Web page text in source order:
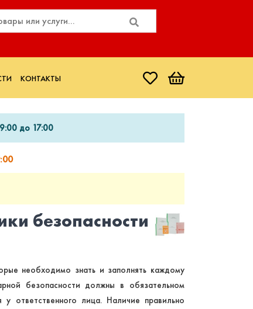
КОНТАКТЫ
до 17:00
безопасности
необходимо знать и заполнять каждому
безопасности должны в обязательном
ответственного лица. Наличие правильно